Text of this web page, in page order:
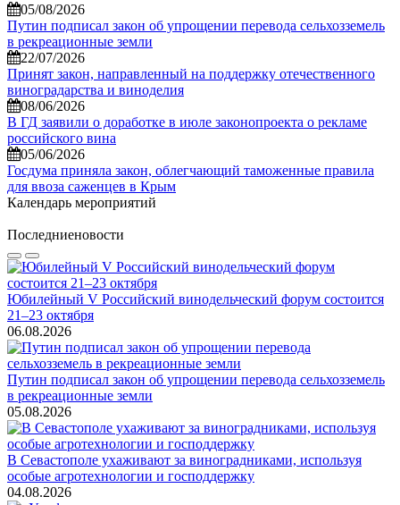
05/08/2026
Путин подписал закон об упрощении перевода сельхозземель
в рекреационные земли
22/07/2026
Принят закон, направленный на поддержку отечественного
виноградарства и виноделия
08/06/2026
В ГД заявили о доработке в июле законопроекта о рекламе
российского вина
05/06/2026
Госдума приняла закон, облегчающий таможенные правила
для ввоза саженцев в Крым
Календарь мероприятий
Последниеновости
Юбилейный V Российский винодельческий форум состоится
21–23 октября
06.08.2026
Путин подписал закон об упрощении перевода сельхозземель
в рекреационные земли
05.08.2026
В Севастополе ухаживают за виноградниками, используя
особые агротехнологии и господдержку
04.08.2026